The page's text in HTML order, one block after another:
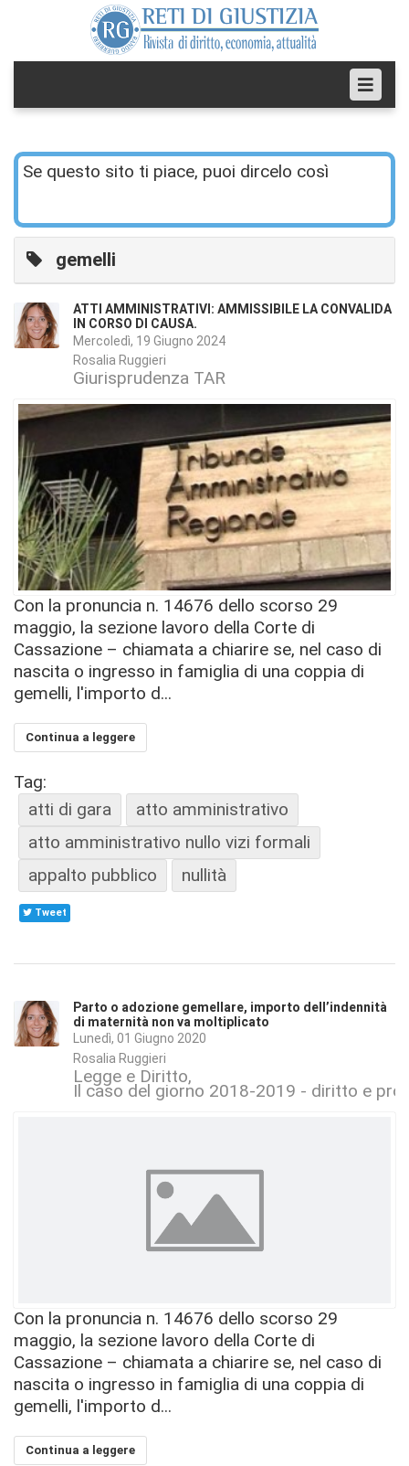
Se questo sito ti piace, puoi dircelo così
gemelli
ATTI AMMINISTRATIVI: AMMISSIBILE LA CONVALIDA
IN CORSO DI CAUSA.
Mercoledì, 19 Giugno 2024
Rosalia Ruggieri
Giurisprudenza TAR
Con la pronuncia n. 14676 dello scorso 29
maggio, la sezione lavoro della Corte di
Cassazione – chiamata a chiarire se, nel caso di
nascita o ingresso in famiglia di una coppia di
gemelli, l'importo d...
Continua a leggere
Tag:
atti di gara
atto amministrativo
atto amministrativo nullo vizi formali
appalto pubblico
nullità
Tweet
Parto o adozione gemellare, importo dell’indennità
di maternità non va moltiplicato
Lunedì, 01 Giugno 2020
Rosalia Ruggieri
Legge e Diritto
Il caso del giorno 2018-2019 - diritto e
Con la pronuncia n. 14676 dello scorso 29
maggio, la sezione lavoro della Corte di
Cassazione – chiamata a chiarire se, nel caso di
nascita o ingresso in famiglia di una coppia di
gemelli, l'importo d...
Continua a leggere